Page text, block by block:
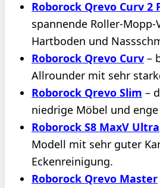
Roborock Qrevo Curv 2
spannende Roller-
Hartboden und
Roborock Qrevo Curv –
Allrounder mit sehr
Roborock Qrevo Slim –
niedrige Möbel und
Roborock S8 MaxV Ultra
Modell mit sehr guter
Eckenreinigung.
Roborock Qrevo Master